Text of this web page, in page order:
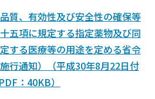
質、有効性及び安全性の確保等
五項に規定する指定薬物及び同
する医療等の用途を定める省令
行通知）（平成30年8月22日付
：40KB）